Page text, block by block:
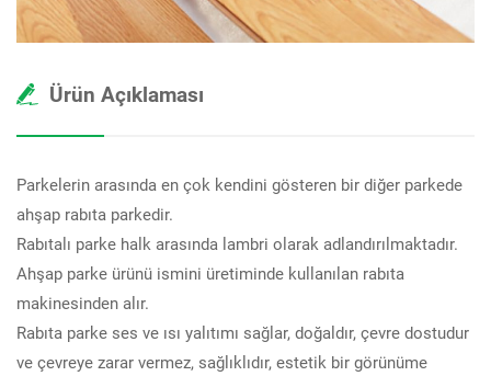
Ürün Açıklaması
Parkelerin arasında en çok kendini gösteren bir diğer parkede
ahşap rabıta parkedir.
Rabıtalı parke halk arasında lambri olarak adlandırılmaktadır.
Ahşap parke ürünü ismini üretiminde kullanılan rabıta
makinesinden alır.
Rabıta parke ses ve ısı yalıtımı sağlar, doğaldır, çevre dostudur
ve çevreye zarar vermez, sağlıklıdır, estetik bir görünüme